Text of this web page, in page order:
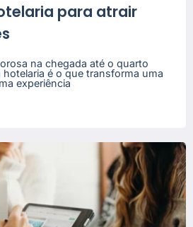
para atrair
na chegada até o quarto
é o que transforma uma
experiência